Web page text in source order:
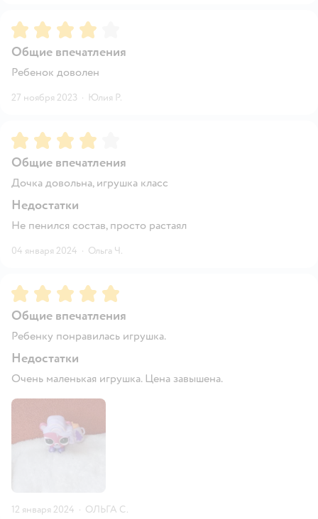
Рейтинг:4
Общие впечатления
Ребенок доволен
27 ноября 2023 · Юлия Р.
Рейтинг:4
Общие впечатления
Дочка довольна, игрушка класс
Недостатки
Не пенился состав, просто растаял
04 января 2024 · Ольга Ч.
Рейтинг:5
Общие впечатления
Ребенку понравилась игрушка.
Недостатки
Очень маленькая игрушка. Цена завышена.
12 января 2024 · ОЛЬГА С.